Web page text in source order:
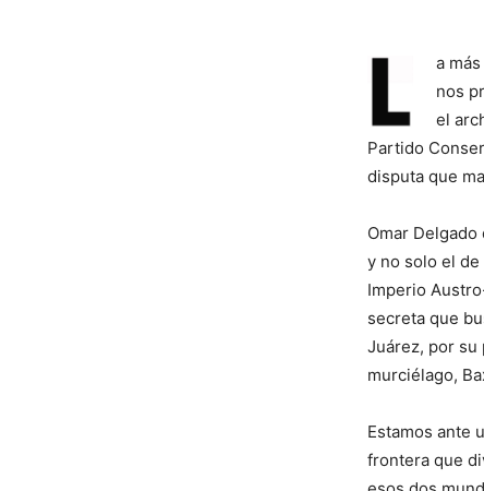
a
nos
el
Partido
disputa que
Omar
y no solo el
Imperio
secreta que
Juárez, por su
murciélago,
Estamos ante
frontera que